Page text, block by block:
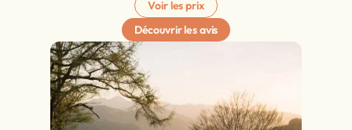
Voir les prix
Découvrir les avis